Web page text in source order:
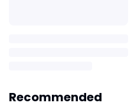
Recommended